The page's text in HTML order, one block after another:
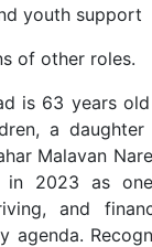
youth support
of other roles.
is 63 years
a daughter
Malavan
in 2023 as
and
agenda.